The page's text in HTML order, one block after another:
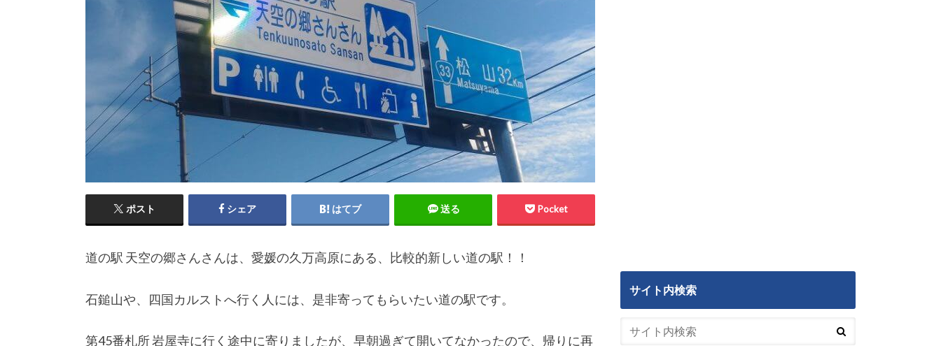
ポスト シェア はてブ 送る Pocket
道の駅 天空の郷さんさんは、愛媛の久万高原にある、比較的新しい道の駅！！
石鎚山や、四国カルストへ行く人には、是非寄ってもらいたい道の駅です。
第45番札所 岩屋寺に行く途中に寄りましたが、早朝過ぎて開いてなかったので、帰りに再
サイト内検索